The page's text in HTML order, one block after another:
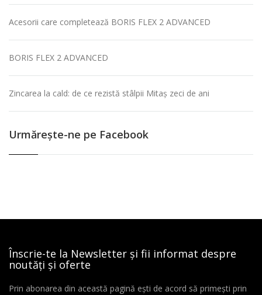
Acesorii care completează BORIS FLEX 2 ADVANCED
BORIS FLEX 2 ADVANCED
Zincarea la cald: de ce rezistă stâlpii Mitaș zeci de ani
Urmăreşte-ne pe Facebook
Înscrie-te la Newsletter și fii informat despre
noutăți și oferte
Prin abonarea din această pagină ești de acord să primești prin